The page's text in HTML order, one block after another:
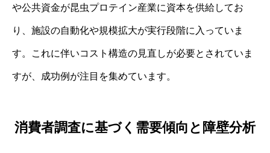
や公共資金が昆虫プロテイン産業に資本を供給してお
り、施設の自動化や規模拡大が実行段階に入っていま
す。これに伴いコスト構造の見直しが必要とされていま
すが、成功例が注目を集めています。
消費者調査に基づく需要傾向と障壁分析